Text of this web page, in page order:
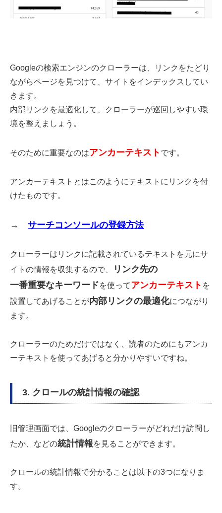
Googleの検索エンジンのクローラーは、リンクをたどり
ながらページを見つけて、サイトをインデックスしてい
きます。
内部リンクを最適化して、クローラーが巡回しやすい環
境を整えましょう。
そのために重要なのはアンカーテキスト です。
アンカーテキストとはこのようにテキストにリンクを付
けたものです。
→ サーチコンソールの登録方法
クローラーはリンクに記載されているテキストを元にサ
イトの情報を収集するので、
リンク先の
一番重要なキーワードを使ってアンカーテキスト を
設置してあげることが内部リンクの最適化につながり
ます。
クローラーのためだけではなく、読者のためにもアンカ
ーテキストを使ってあげると分かりやすいですね。
3. クロールの統計情報の確認
旧管理画面では、Googleのクローラーがどれだけ訪問し
たか、などの統計情報を見ることができます。
クロールの統計情報で分かることは以下の3つになりま
す。